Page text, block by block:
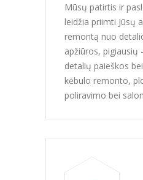
Mūsų patirtis ir
leidžia priimti Jūsų
remontą nuo
apžiūros, pigiausių
detalių paieškos
kėbulo remonto,
poliravimo bei